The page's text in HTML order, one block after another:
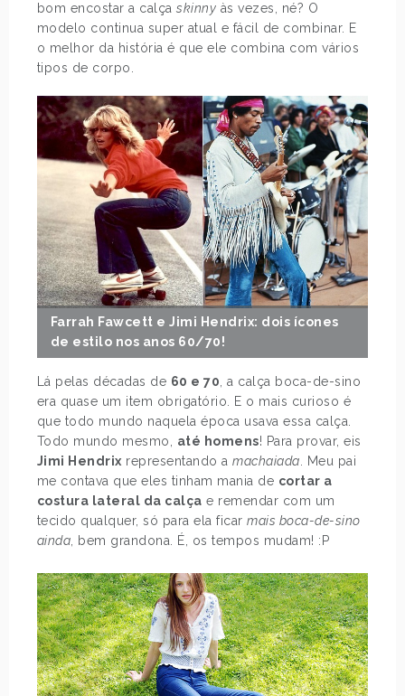
bom encostar a calçaskinny às vezes, né? O
modelo continua super atual e fácil de combinar. E
o melhor da história é que ele combina com vários
tipos de corpo.
Farrah Fawcett e Jimi Hendrix: dois ícones
de estilo nos anos 60/70!
Lá pelas décadas de 60 e 70, a calça boca-de-sino
era quase um item obrigatório. E o mais curioso é
que todo mundo naquela época usava essa calça.
Todo mundo mesmo, até homens! Para provar, eis
Jimi Hendrix representando amachaiada. Meu pai
me contava que eles tinham mania de cortar a
costura lateral da calça e remendar com um
tecido qualquer, só para ela ficarmais boca-de-sino
ainda, bem grandona. É, os tempos mudam! :P